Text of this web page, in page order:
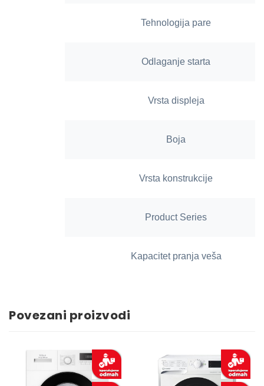
Tehnologija pare
Odlaganje starta
Vrsta displeja
Boja
Vrsta konstrukcije
Product Series
Kapacitet pranja veša
Povezani proizvodi